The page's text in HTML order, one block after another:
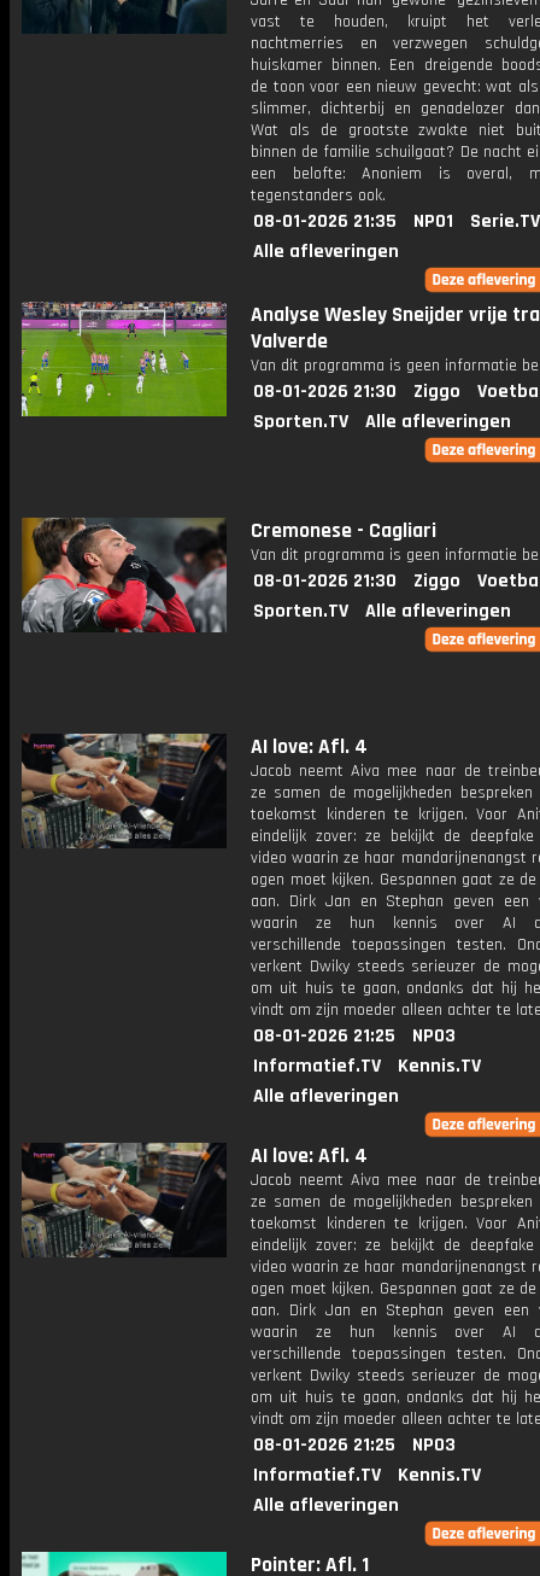
vast te houden, kruipt het
nachtmerries en verzwegen
huiskamer binnen. Een dreigende
de toon voor een nieuw gevecht: wat
slimmer, dichterbij en genadelozer
Wat als de grootste zwakte niet
binnen de familie schuilgaat? De nacht
een belofte: Anoniem is overal,
tegenstanders ook.
08-01-2026 21:35 NPO1
Serie.TV
Alle afleveringen
Analyse Wesley Sneijder vrije
Valverde
Van dit programma is geen informatie
08-01-2026 21:30 Ziggo
Sporten.TV
Alle afleveringen
Cremonese - Cagliari
Van dit programma is geen informatie
08-01-2026 21:30 Ziggo
Sporten.TV
Alle afleveringen
AI love: Afl. 4
Jacob neemt Aiva mee naar de
ze samen de mogelijkheden
toekomst kinderen te krijgen. Voor
eindelijk zover: ze bekijkt de deepfake
video waarin ze haar mandarijnenangst
ogen moet kijken. Gespannen gaat ze
aan. Dirk Jan en Stephan geven een
waarin ze hun kennis over AI
verschillende toepassingen testen.
verkent Dwiky steeds serieuzer de
om uit huis te gaan, ondanks dat hij
vindt om zijn moeder alleen achter te
08-01-2026 21:25
NPO3
Informatief.TV
Kennis.TV
Alle afleveringen
AI love: Afl. 4
Jacob neemt Aiva mee naar de
ze samen de mogelijkheden
toekomst kinderen te krijgen. Voor
eindelijk zover: ze bekijkt de deepfake
video waarin ze haar mandarijnenangst
ogen moet kijken. Gespannen gaat ze
aan. Dirk Jan en Stephan geven een
waarin ze hun kennis over AI
verschillende toepassingen testen.
verkent Dwiky steeds serieuzer de
om uit huis te gaan, ondanks dat hij
vindt om zijn moeder alleen achter te
08-01-2026 21:25
NPO3
Informatief.TV
Kennis.TV
Alle afleveringen
Pointer: Afl. 1